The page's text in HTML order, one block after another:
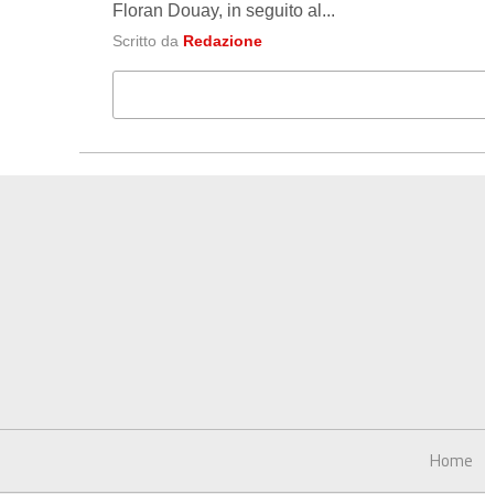
Floran Douay, in seguito al...
Scritto da Redazione
Home